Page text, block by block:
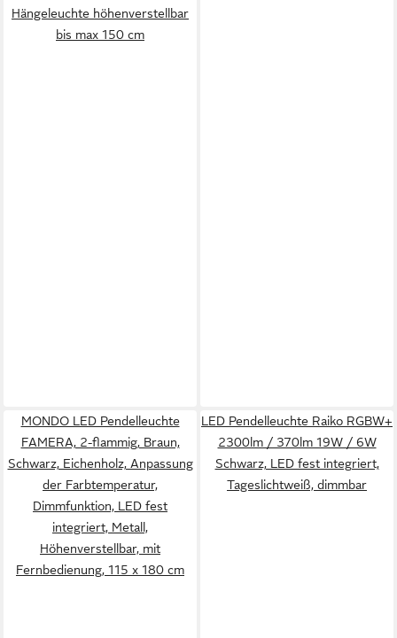
Hängeleuchte höhenverstellbar
bis max 150 cm
MONDO LED Pendelleuchte
FAMERA, 2-flammig, Braun,
Schwarz, Eichenholz, Anpassung
der Farbtemperatur,
Dimmfunktion, LED fest
integriert, Metall,
Höhenverstellbar, mit
Fernbedienung, 115 x 180 cm
LED Pendelleuchte Raiko RGBW+
2300lm / 370lm 19W / 6W
Schwarz, LED fest integriert,
Tageslichtweiß, dimmbar